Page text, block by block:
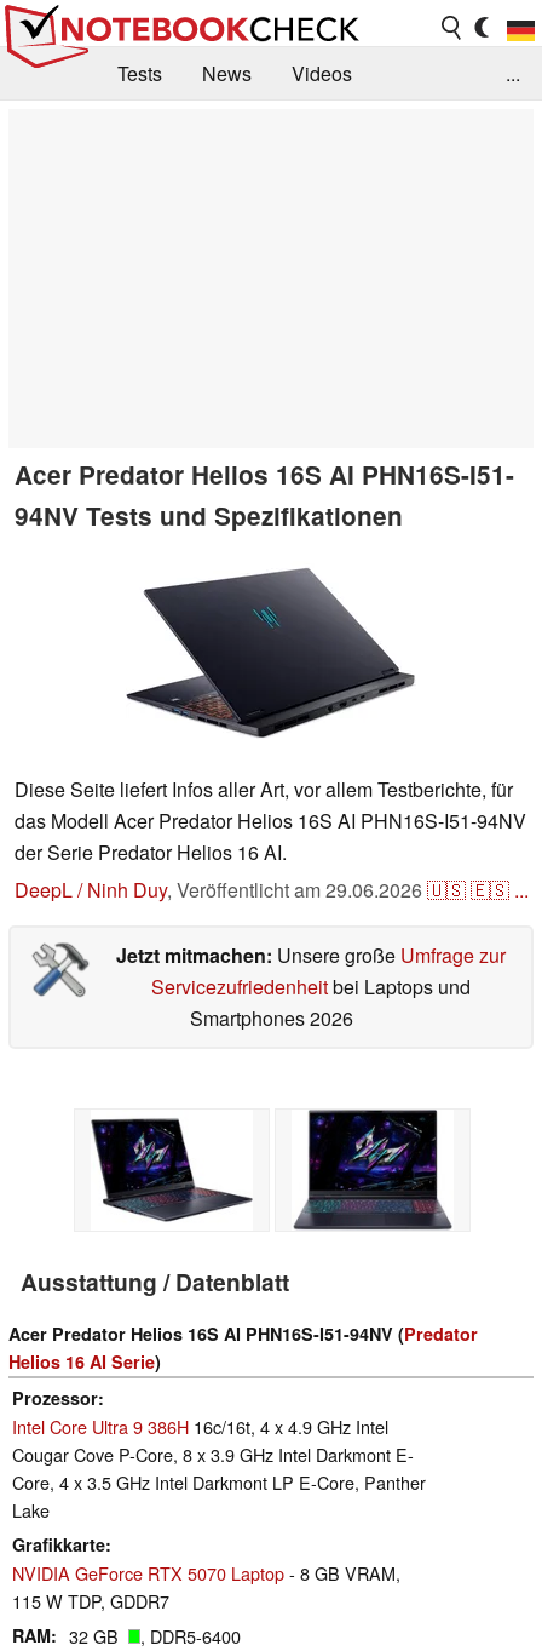
Tests News
Videos
...
Acer Predator Helios 16S AI PHN16S-I51-
94NV Tests und Spezifikationen
Diese Seite liefert Infos aller Art, vor allem Testberichte, für
das Modell Acer Predator Helios 16S AI PHN16S-I51-94NV
der Serie Predator Helios 16 AI.
DeepL / Ninh Duy, Veröffentlicht am29.06.2026🇺🇸🇪🇸 ...
Jetzt mitmachen: Unsere große Umfrage zur
Servicezufriedenheitbei Laptops und
Smartphones 2026
Ausstattung / Datenblatt
Acer Predator Helios 16S AI PHN16S-I51-94NV (Predator
Helios 16 AI Serie)
Prozessor
Intel Core Ultra 9 386H 16c/16t, 4 x 4.9 GHz Intel
Cougar Cove P-Core, 8 x 3.9 GHz Intel Darkmont E-
Core, 4 x 3.5 GHz Intel Darkmont LP E-Core, Panther
Lake
Grafikkarte
NVIDIA GeForce RTX 5070 Laptop- 8 GB VRAM,
115 W TDP, GDDR7
RAM 32 GB , DDR5-6400